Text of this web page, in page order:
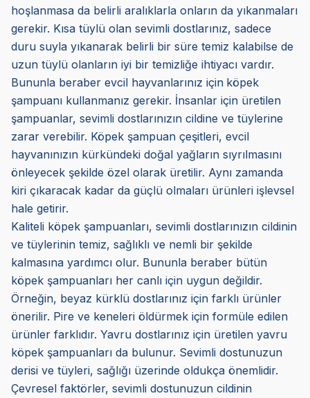
hoşlanmasa da belirli aralıklarla onların da yıkanmaları
gerekir. Kısa tüylü olan sevimli dostlarınız, sadece
duru suyla yıkanarak belirli bir süre temiz kalabilse de
uzun tüylü olanların iyi bir temizliğe ihtiyacı vardır.
Bununla beraber evcil hayvanlarınız için köpek
şampuanı kullanmanız gerekir. İnsanlar için üretilen
şampuanlar, sevimli dostlarınızın cildine ve tüylerine
zarar verebilir. Köpek şampuan çeşitleri, evcil
hayvanınızın kürkündeki doğal yağların sıyrılmasını
önleyecek şekilde özel olarak üretilir. Aynı zamanda
kiri çıkaracak kadar da güçlü olmaları ürünleri işlevsel
hale getirir.
Kaliteli köpek şampuanları, sevimli dostlarınızın cildinin
ve tüylerinin temiz, sağlıklı ve nemli bir şekilde
kalmasına yardımcı olur. Bununla beraber bütün
köpek şampuanları her canlı için uygun değildir.
Örneğin, beyaz kürklü dostlarınız için farklı ürünler
önerilir. Pire ve keneleri öldürmek için formüle edilen
ürünler farklıdır. Yavru dostlarınız için üretilen yavru
köpek şampuanları da bulunur. Sevimli dostunuzun
derisi ve tüyleri, sağlığı üzerinde oldukça önemlidir.
Çevresel faktörler, sevimli dostunuzun cildinin